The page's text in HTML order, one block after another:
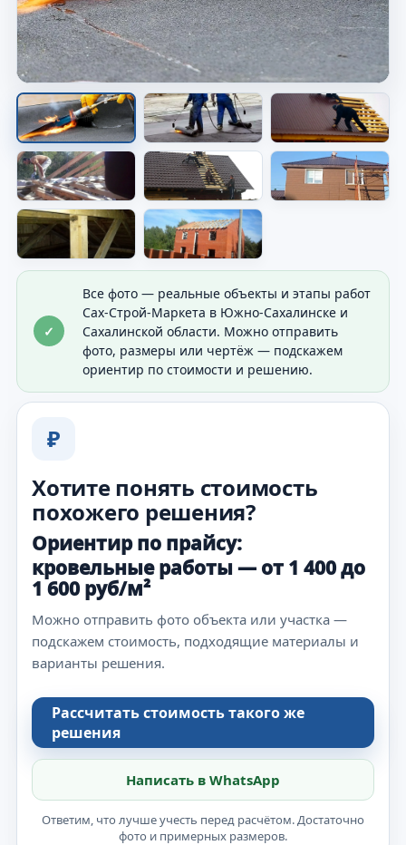
Скатная кровля на доме
Видно форму крыши и общий результат
покрытия.
✓
Все фото — реальные объекты и этапы работ
Сах-Строй-Маркета в Южно-Сахалинске и
Сахалинской области. Можно отправить
фото, размеры или чертёж — подскажем
ориентир по стоимости и решению.
₽
Хотите понять стоимость
похожего решения?
Ориентир по прайсу:
кровельные работы — от 1 400 до
1 600 руб/м²
Можно отправить фото объекта или участка —
подскажем стоимость, подходящие материалы и
варианты решения.
Рассчитать стоимость такого же
решения
Написать в WhatsApp
Ответим, что лучше учесть перед расчётом. Достаточно
фото и примерных размеров.